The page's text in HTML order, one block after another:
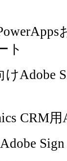
ト
けAdobe
CRM